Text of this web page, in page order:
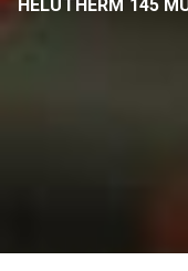
HELUTHERM 145